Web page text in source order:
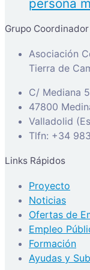
persona
Grupo Coordinador
Asociación
Tierra de
C/ Mediana
47800
Valladolid
Tlfn: +34
Links Rápidos
Proyecto
Noticias
Ofertas de
Empleo
Formación
Ayudas y